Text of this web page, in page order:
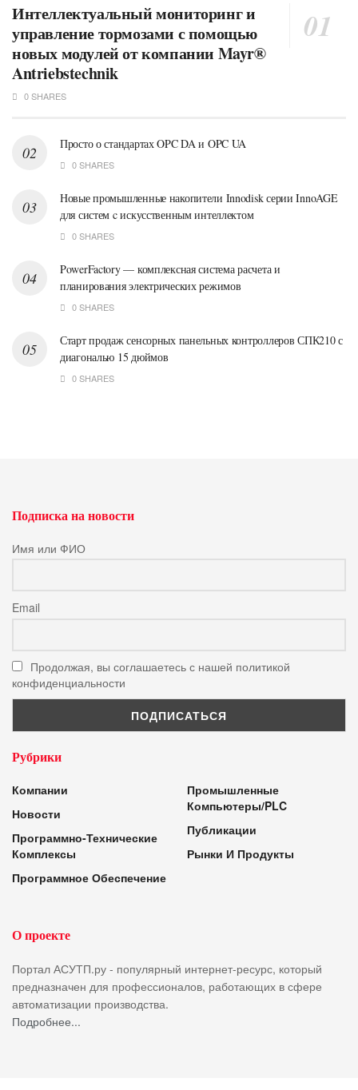
Интеллектуальный мониторинг и
управление тормозами с помощью
новых модулей от компании Mayr®
Antriebstechnik
0 SHARES
Просто о стандартах OPC DA и OPC UA
0 SHARES
Новые промышленные накопители Innodisk серии InnoAGE
для систем c искусственным интеллектом
0 SHARES
PowerFactory — комплексная система расчета и
планирования электрических режимов
0 SHARES
Старт продаж сенсорных панельных контроллеров СПК210 с
диагональю 15 дюймов
0 SHARES
Подписка на новости
Имя или ФИО
Email
Продолжая, вы соглашаетесь с нашей политикой
конфиденциальности
Рубрики
Компании
Новости
Программно-Технические
Комплексы
Программное Обеспечение
Промышленные
Компьютеры/PLC
Публикации
Рынки И Продукты
О проекте
Портал АСУТП.ру - популярный интернет-ресурс, который
предназначен для профессионалов, работающих в сфере
автоматизации производства.
Подробнее...